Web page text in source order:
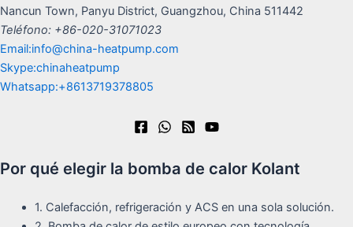
Nancun Town, Panyu District, Guangzhou, China 511442
Teléfono: +86-020-31071023
Email:info@china-heatpump.com
Skype:chinaheatpump
Whatsapp:+8613719378805
Por qué elegir la bomba de calor Kolant
1. Calefacción, refrigeración y ACS en una sola solución.